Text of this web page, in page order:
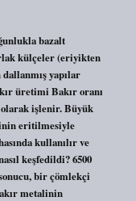
bazalt
külçeler (eriyikten
yapılar
üretimi Bakır oranı
işlenir. Büyük
eritilmesiyle
kullanılır ve
keşfedildi? 6500
bir çömlekçi
metalinin